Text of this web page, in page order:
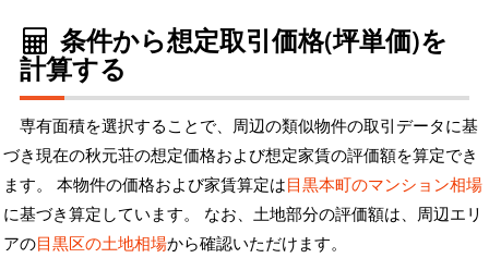
条件から想定取引価格(坪単価)を
計算する
専有面積を選択することで、周辺の類似物件の取引データに基
づき現在の秋元荘の想定価格および想定家賃の評価額を算定でき
ます。 本物件の価格および家賃算定は目黒本町のマンション相場
に基づき算定しています。 なお、土地部分の評価額は、周辺エリ
アの目黒区の土地相場から確認いただけます。